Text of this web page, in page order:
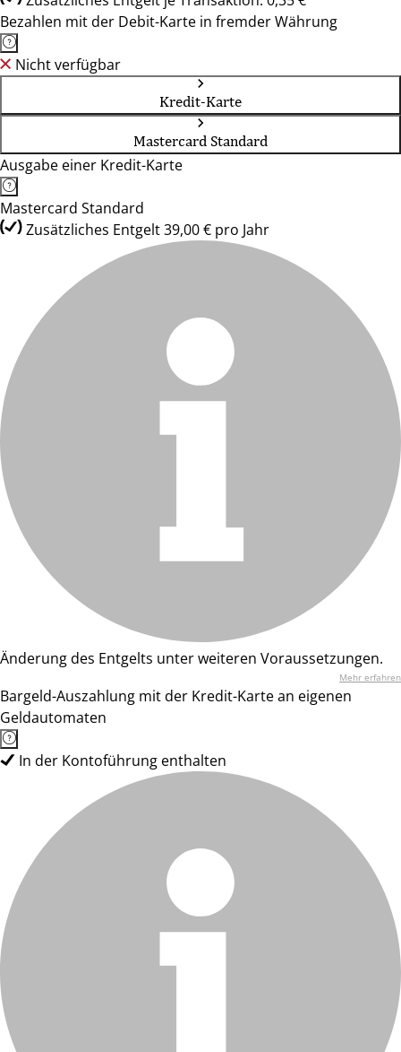
Bezahlen mit der Debit-Karte in fremder Währung
Nicht verfügbar
Kredit-Karte
Mastercard Standard
Ausgabe einer Kredit-Karte
Mastercard Standard
Zusätzliches Entgelt 39,00 € pro Jahr
Änderung des Entgelts unter weiteren Voraussetzungen.
Mehr erfahren
Bargeld-Auszahlung mit der Kredit-Karte an eigenen
Geldautomaten
In der Kontoführung enthalten